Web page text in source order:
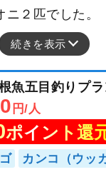
２匹でした。
続きを表示
魚五目釣りプラ
円/人
ポイント還
カンコ（ウッ